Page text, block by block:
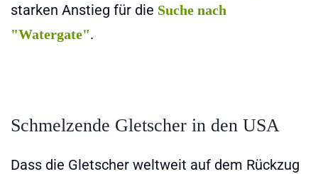
starken Anstieg für die Suche nach
"Watergate".
Schmelzende Gletscher in den USA
Dass die Gletscher weltweit auf dem Rückzug